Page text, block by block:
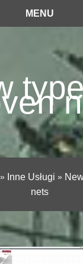
MENU
Inne Usługi »
nets